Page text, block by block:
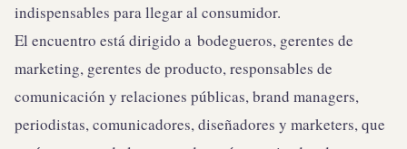
indispensables para llegar al consumidor.
El encuentro está dirigido a bodegueros, gerentes de
marketing, gerentes de producto, responsables de
comunicación y relaciones públicas, brand managers,
periodistas, comunicadores, diseñadores y marketers, que